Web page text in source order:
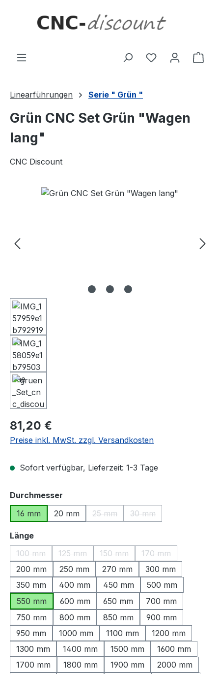
Linearführungen Serie " Grün "
Grün CNC Set Grün "Wagen
lang"
CNC Discount
Bildergalerie überspringen
Regulärer Preis:
81,20 €
Preise inkl. MwSt. zzgl. Versandkosten
Sofort verfügbar, Lieferzeit: 1-3 Tage
Durchmesser
16 mm
20 mm 25 mm
(Diese Option ist zurzeit nicht
30 mm
(Diese Option ist
Längeauswählen
100 mm
(Diese Option ist zurzeit nicht verfügbar.)
125 mm
(Diese Option ist zurzeit nicht verfügbar.)
150 mm
(Diese Option ist zurzeit nicht
170 mm
(Diese Option ist
200 mm 250 mm 270 mm
300 mm
350 mm
400 mm 450 mm
500 mm
550 mm
600 mm 650 mm
700 mm
750 mm
800 mm 850 mm
900 mm
950 mm
1000 mm 1100 mm
1200 mm
1300 mm
1400 mm 1500 mm
1600 mm
1700 mm
1800 mm 1900 mm
2000 mm